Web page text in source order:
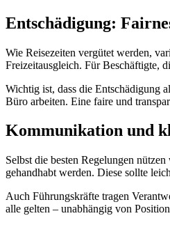
Entschädigung:
Wie Reisezeiten vergütet werden,
Freizeitausgleich. Für Beschäftigte,
Wichtig ist, dass die Entschädigung
Büro arbeiten. Eine faire und
Kommunikation und
Selbst die besten Regelungen
gehandhabt werden. Diese sollte
Auch Führungskräfte tragen
alle gelten – unabhängig von